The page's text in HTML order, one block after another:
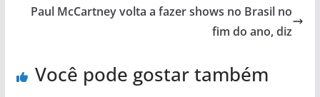
Paul McCartney volta a fazer shows no Brasil no
fim do ano, diz
Você pode gostar também